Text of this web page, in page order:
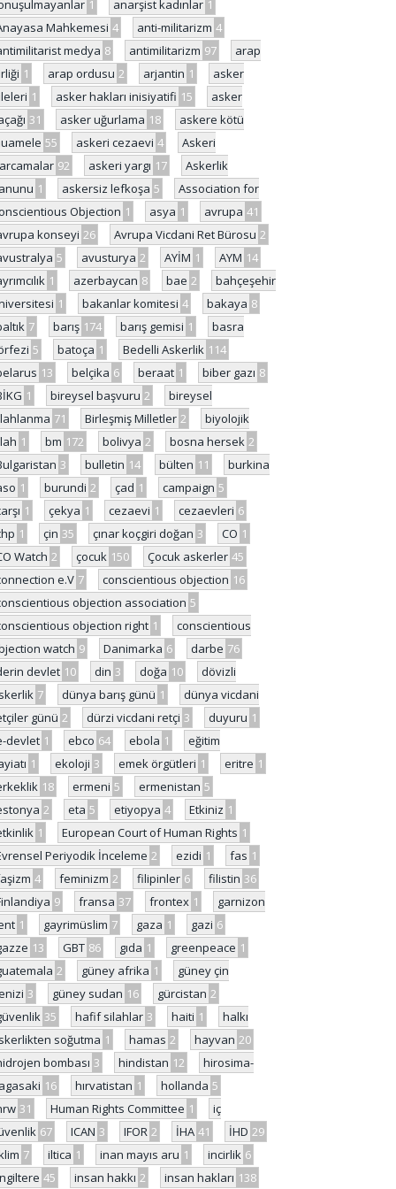
1 anarşist kadınlar 1
Mahkemesi 4 anti-militarizm 4
medya 8 antimilitarizm 97
arap
1 arap ordusu 2 arjantin 1
asker
1 asker hakları inisiyatifi 15
asker
31 asker uğurlama 18
askere kötü
55 askeri cezaevi 4
Askeri
92 askeri yargı 17
Askerlik
1 askersiz lefkoşa 5
Association for
Objection 1 asya 1 avrupa 41
konseyi 26 Avrupa Vicdani Ret Bürosu 2
5 avusturya 2 AYİM 1 AYM 14
1 azerbaycan 8 bae 2
bahçeşehir
1 bakanlar komitesi 4 bakaya 8
7 barış 174 barış gemisi 1
basra
5 batoça 1 Bedelli Askerlik 114
13 belçika 6 beraat 1 biber gazı 8
1 bireysel başvuru 2
bireysel
71 Birleşmiş Milletler 2
biyolojik
1 bm 172 bolivya 2 bosna hersek 2
3 bulletin 14 bülten 11
burkina
1 burundi 2 çad 1 campaign 5
1 çekya 1 cezaevi 1 cezaevleri 6
1 çin 35 çınar koçgiri doğan 3 CO 1
Watch 2 çocuk 150 Çocuk askerler 45
e.V 7 conscientious objection 16
objection association 5
objection right 1
conscientious
watch 9 Danimarka 6 darbe 76
devlet 10 din 3 doğa 10
dövizli
7 dünya barış günü 1
dünya vicdani
günü 2 dürzi vicdani retçi 3 duyuru 1
devlet 1 ebco 64 ebola 1
eğitim
1 ekoloji 3 emek örgütleri 1 eritre 1
18 ermeni 5 ermenistan 5
2 eta 5 etiyopya 4 Etkiniz 1
1 European Court of Human Rights 1
Periyodik İnceleme 2 ezidi 1 fas 1
4 feminizm 2 filipinler 6 filistin 36
9 fransa 37 frontex 1
garnizon
1 gayrimüslim 7 gaza 1 gazi 6
13 GBT 86 gıda 1 greenpeace 1
2 güney afrika 1
güney çin
3 güney sudan 16 gürcistan 2
35 hafif silahlar 3 haiti 1
halkı
soğutma 1 hamas 2 hayvan 20
bombası 3 hindistan 12
hirosima-
16 hırvatistan 1 hollanda 5
31 Human Rights Committee 1
iç
67 ICAN 3 IFOR 2 İHA 41 İHD 29
7 iltica 1 inan mayıs aru 1 incirlik 6
45 insan hakkı 2 insan hakları 138